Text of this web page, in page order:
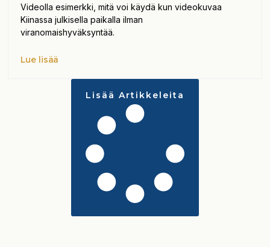
Videolla esimerkki, mitä voi käydä kun videokuvaa
Kiinassa julkisella paikalla ilman
viranomaishyväksyntää.
Lue lisää
Lisää Artikkeleita